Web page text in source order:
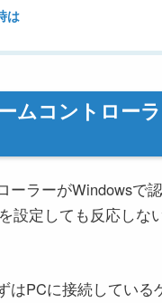
は
ムコントロー
ーラーがWindowsで
設定しても反応しな
はPCに接続している